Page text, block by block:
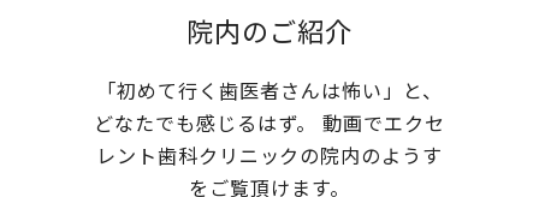
院内のご紹介
「初めて行く歯医者さんは怖い」と、
どなたでも感じるはず。
動画でエクセ
レント歯科クリニックの院内のようす
をご覧頂けます。